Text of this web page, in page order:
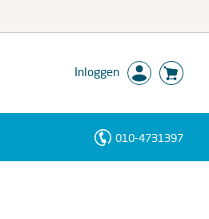
Inloggen
010-4731397